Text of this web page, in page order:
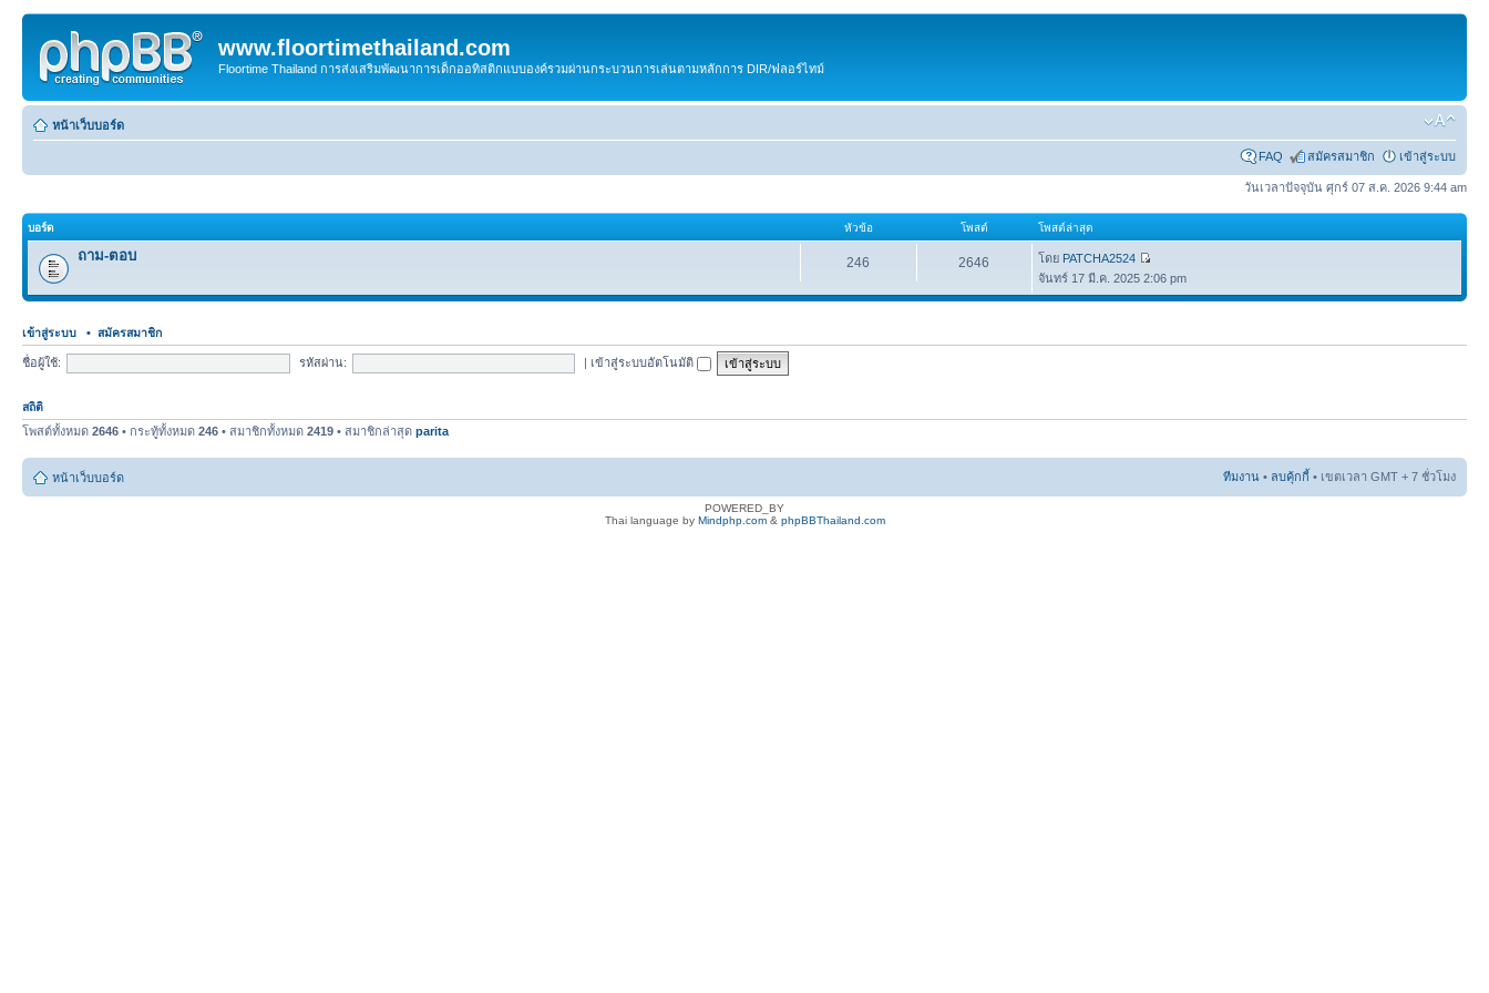
www.floortimethailand.com
Floortime Thailand การส่งเสริมพัฒนาการเด็กออทิสติกแบบองค์รวมผ่านกระบวนการเล่นตามหลักการ DIR/ฟลอร์ไทม์
หน้าเว็บบอร์ด
FAQ สมัครสมาชิก เข้าสู่ระบบ
วันเวลาปัจจุบัน ศุกร์ 07 ส.ค. 2026 9:44 am
บอร์ด หัวข้อ โพสต์ โพสต์ล่าสุด
ถาม-ตอบ 246 2646 โดย PATCHA2524
จันทร์ 17 มี.ค. 2025 2:06 pm
เข้าสู่ระบบ • สมัครสมาชิก
ชื่อผู้ใช้: รหัสผ่าน: | เข้าสู่ระบบอัตโนมัติ
สถิติ
โพสต์ทั้งหมด 2646 • กระทู้ทั้งหมด 246 • สมาชิกทั้งหมด 2419 • สมาชิกล่าสุด parita
หน้าเว็บบอร์ด ทีมงาน • ลบคุ้กกี้ • เขตเวลา GMT + 7 ชั่วโมง
POWERED_BY
Thai language by Mindphp.com& phpBBThailand.com